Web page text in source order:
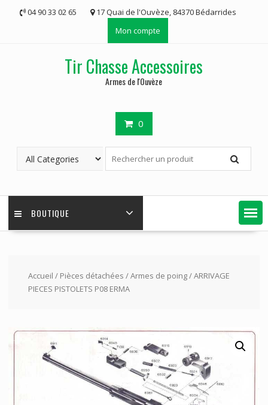
04 90 33 02 65
17 Quai de l'Ouvèze, 84370 Bédarrides
Mon compte
Tir Chasse Accessoires
Armes de l'Ouvèze
0
BOUTIQUE
Accueil / Pièces détachées /Armes de poing/ ARRIVAGE
PIECES PISTOLETS P08 ERMA